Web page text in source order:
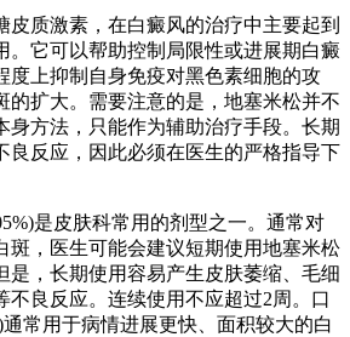
皮质激素，在白癜风的治疗中主要起到
。它可以帮助控制局限性或进展期白癜
度上抑制自身免疫对黑色素细胞的攻
的扩大。需要注意的是，地塞米松并不
身方法，只能作为辅助治疗手段。长期
良反应，因此必须在医生的严格指导下
是皮肤科常用的剂型之一。通常对
斑，医生可能会建议短期使用地塞米松
是，长期使用容易产生皮肤萎缩、毛细
不良反应。连续使用不应超过2周。口
通常用于病情进展更快、面积较大的白